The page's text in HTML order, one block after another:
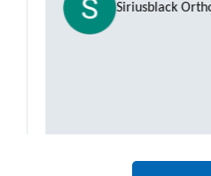
Siriusblack Orthos